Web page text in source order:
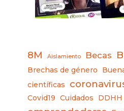
8M Aislamiento Becas
Brechas de género
científicas
Covid19 Cuidados DDHH